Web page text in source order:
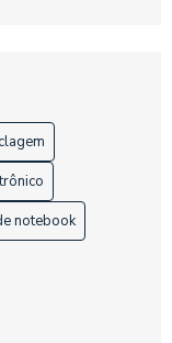
e Onde Descartar
e Onde Descartar
Funciona
Benefícios
para o meio
notebook